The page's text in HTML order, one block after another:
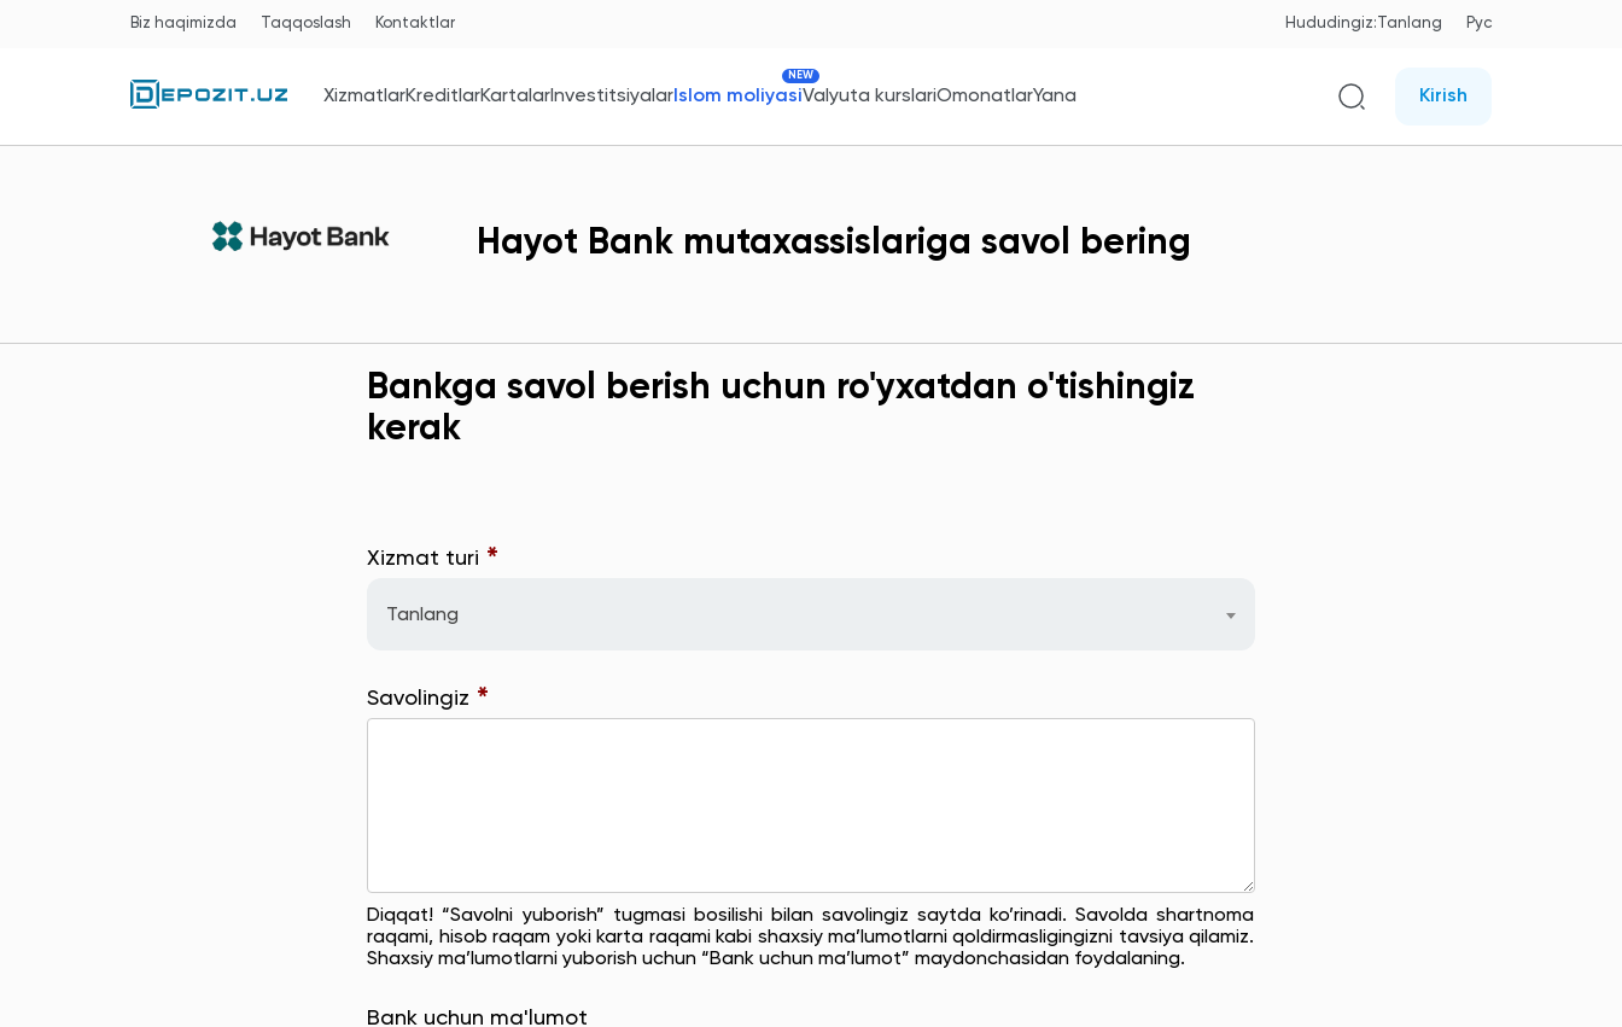
Biz haqimizda Taqqoslash Kontaktlar Hududingiz:Tanlang Рус
XizmatlarKreditlarKartalarInvestitsiyalarIslom moliyasi
NEW
Valyuta kurslariOmonatlarYana Kirish
Hayot Bank mutaxassislariga savol bering
Bankga savol berish uchun ro'yxatdan o'tishingiz
kerak
Xizmat turi *
Tanlang
Savolingiz *
Diqqat! “Savolni yuborish” tugmasi bosilishi bilan savolingiz saytda ko’rinadi. Savolda shartnoma
raqami, hisob raqam yoki karta raqami kabi shaxsiy ma’lumotlarni qoldirmasligingizni tavsiya qilamiz.
Shaxsiy ma’lumotlarni yuborish uchun “Bank uchun ma’lumot” maydonchasidan foydalaning.
Bank uchun ma'lumot